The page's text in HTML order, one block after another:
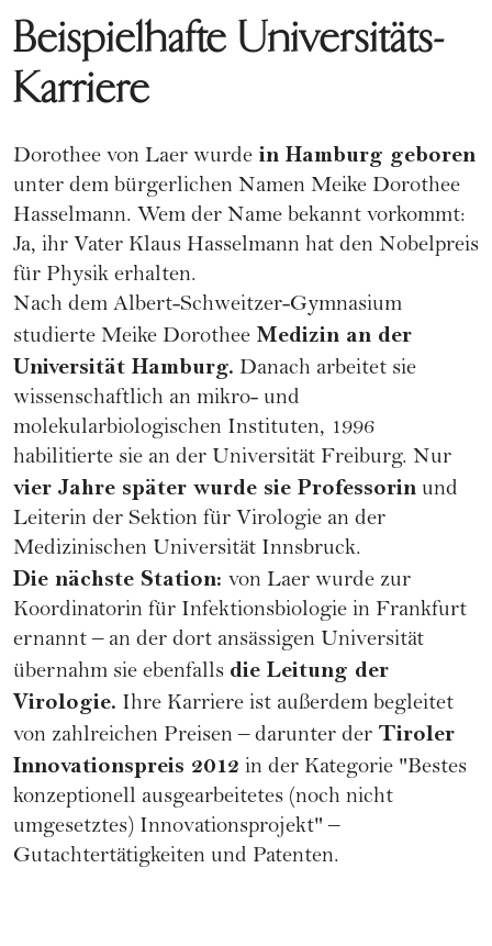
Beispielhafte Universitäts-
Karriere
Dorothee von Laer wurde in Hamburg geboren
unter dem bürgerlichen Namen Meike Dorothee
Hasselmann. Wem der Name bekannt vorkommt:
Ja, ihr Vater Klaus Hasselmann hat den Nobelpreis
für Physik erhalten.
Nach dem Albert-Schweitzer-Gymnasium
studierte Meike Dorothee Medizin an der
Universität Hamburg. Danach arbeitet sie
wissenschaftlich an mikro- und
molekularbiologischen Instituten, 1996
habilitierte sie an der Universität Freiburg. Nur
vier Jahre später wurde sie Professorin und
Leiterin der Sektion für Virologie an der
Medizinischen Universität Innsbruck.
Die nächste Station: von Laer wurde zur
Koordinatorin für Infektionsbiologie in Frankfurt
ernannt – an der dort ansässigen Universität
übernahm sie ebenfalls die Leitung der
Virologie. Ihre Karriere ist außerdem begleitet
von zahlreichen Preisen – darunter der Tiroler
Innovationspreis 2012 in der Kategorie "Bestes
konzeptionell ausgearbeitetes (noch nicht
umgesetztes) Innovationsprojekt" –
Gutachtertätigkeiten und Patenten.